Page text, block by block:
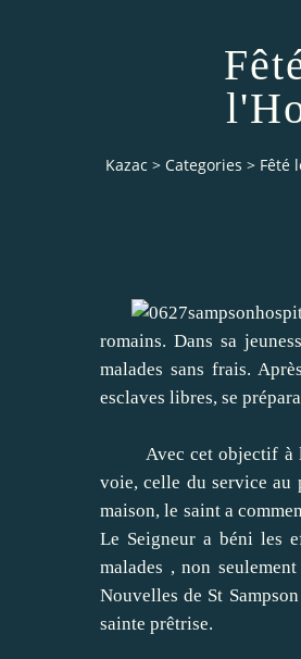
Kazac > Categories > Fêté
romains. Dans sa
malades sans frais.
esclaves libres, se
Avec cet objectif à
voie, celle du service au
maison, le saint a
Le Seigneur a béni les
malades , non
Nouvelles de St
sainte prêtrise.